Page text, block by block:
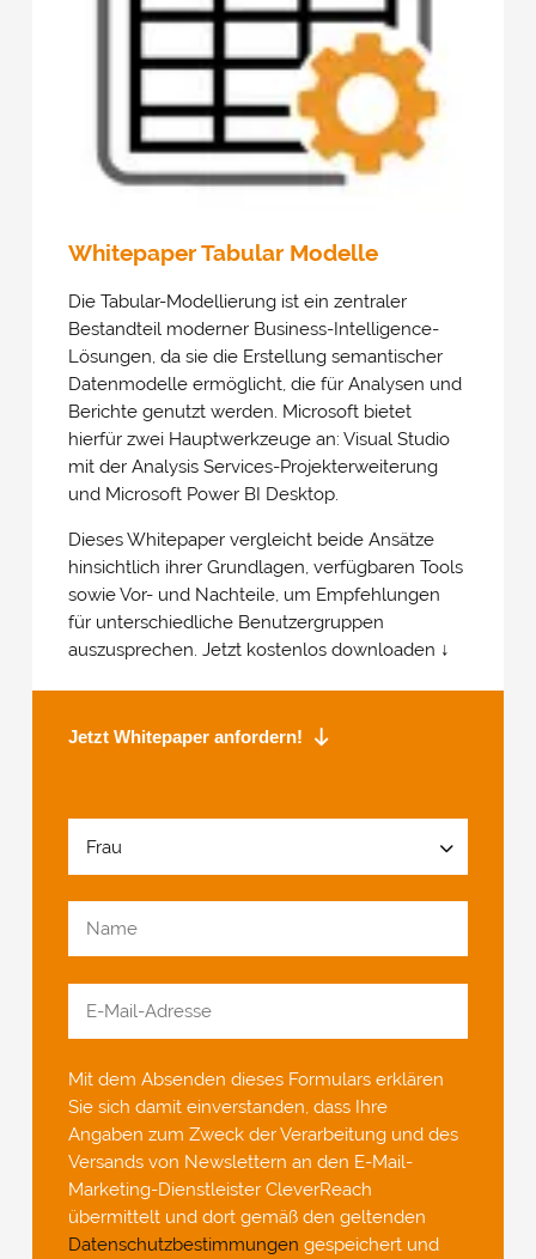
Whitepaper Tabular Modelle
Die Tabular-Modellierung ist ein zentraler
Bestandteil moderner Business-Intelligence-
Lösungen, da sie die Erstellung semantischer
Datenmodelle ermöglicht, die für Analysen und
Berichte genutzt werden. Microsoft bietet
hierfür zwei Hauptwerkzeuge an: Visual Studio
mit der Analysis Services-Projekterweiterung
und Microsoft Power BI Desktop.
Dieses Whitepaper vergleicht beide Ansätze
hinsichtlich ihrer Grundlagen, verfügbaren Tools
sowie Vor- und Nachteile, um Empfehlungen
für unterschiedliche Benutzergruppen
auszusprechen. Jetzt kostenlos downloaden ↓
Jetzt Whitepaper anfordern!
Mit dem Absenden dieses Formulars erklären
Sie sich damit einverstanden, dass Ihre
Angaben zum Zweck der Verarbeitung und des
Versands von Newslettern an den E-Mail-
Marketing-Dienstleister CleverReach
übermittelt und dort gemäß den geltenden
Datenschutzbestimmungengespeichert und